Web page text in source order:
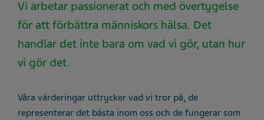
Vi arbetar passionerat och med övertygelse
för att förbättra människors hälsa. Det
handlar det inte bara om vad vi gör, utan hur
vi gör det.
Våra värderingar uttrycker vad vi tror på, de
representerar det bästa inom oss och de fungerar som